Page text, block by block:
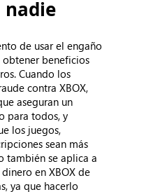
nadie
de usar el engaño
beneficios
Cuando los
contra XBOX,
aseguran un
para todos, y
los juegos,
sean más
también se aplica a
en XBOX de
ya que hacerlo